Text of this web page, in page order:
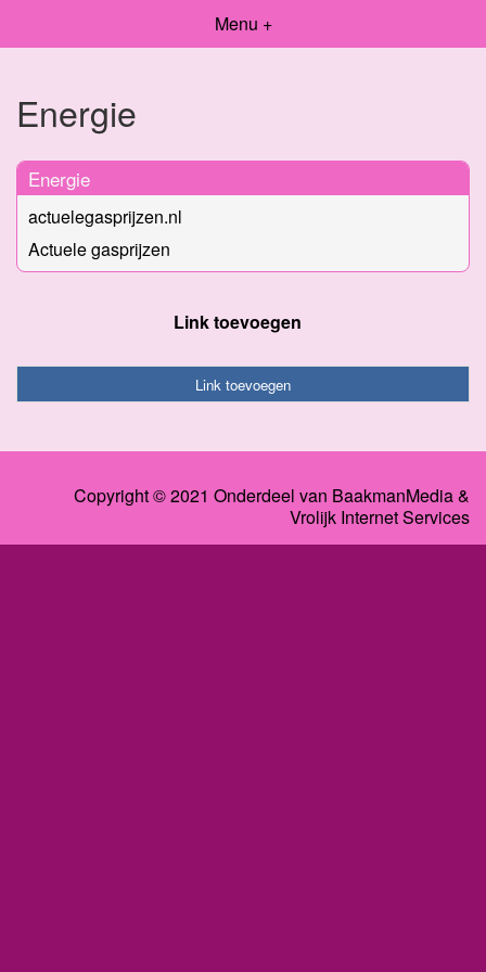
Menu +
Energie
Energie
actuelegasprijzen.nl
Actuele gasprijzen
Link toevoegen
Link toevoegen
Copyright © 2021 Onderdeel van BaakmanMedia&
Vrolijk Internet Services